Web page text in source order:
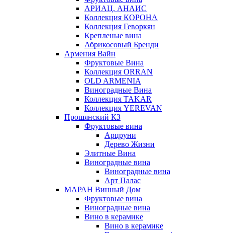
АРИАЦ. АНАИС
Коллекция КОРОНА
Коллекция Геворкян
Крепленые вина
Абрикосовый Бренди
Армения Вайн
Фруктовые Вина
Коллекция ORRAN
OLD ARMENIA
Виноградные Вина
Коллекция TAKAR
Коллекция YEREVAN
Прошянский КЗ
Фруктовые вина
Арцруни
Дерево Жизни
Элитные Вина
Виноградные вина
Виноградные вина
Арт Палас
МАРАН Винный Дом
Фруктовые вина
Виноградные вина
Вино в керамике
Вино в керамике